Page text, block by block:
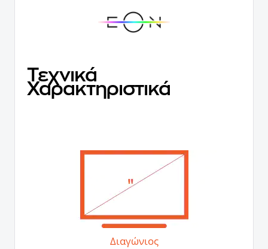
Τεχνικά
Χαρακτηριστικά
Διαγώνιος